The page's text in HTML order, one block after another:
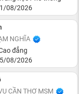
08/2026
NGHĨA
đẳng
08/2026
CẦN THƠ MSM